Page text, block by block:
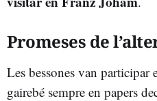
Promeses de
Les bessones van participar
gairebé sempre en papers